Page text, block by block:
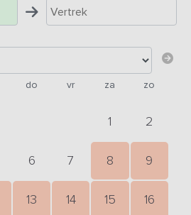
do vr za zo
1 2
6 7 8 9
13 14 15 16